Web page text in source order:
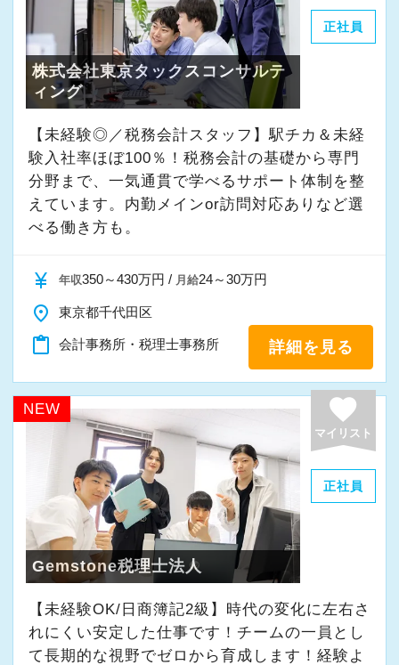
正社員
株式会社東京タックスコンサルテ
ィング
【未経験◎／税務会計スタッフ】駅チカ＆未経
験入社率ほぼ100％！税務会計の基礎から専門
分野まで、一気通貫で学べるサポート体制を整
えています。内勤メインor訪問対応ありなど選
べる働き方も。
currency_yen 年収350～430万円 / 月給24～30万円
place 東京都千代田区
content_paste 会計事務所・税理士事務所 詳細を見る
NEW favorite
マイリスト
正社員
Gemstone税理士法人
【未経験OK/日商簿記2級】時代の変化に左右さ
れにくい安定した仕事です！チームの一員とし
て⻑期的な視野でゼロから育成します！経験よ